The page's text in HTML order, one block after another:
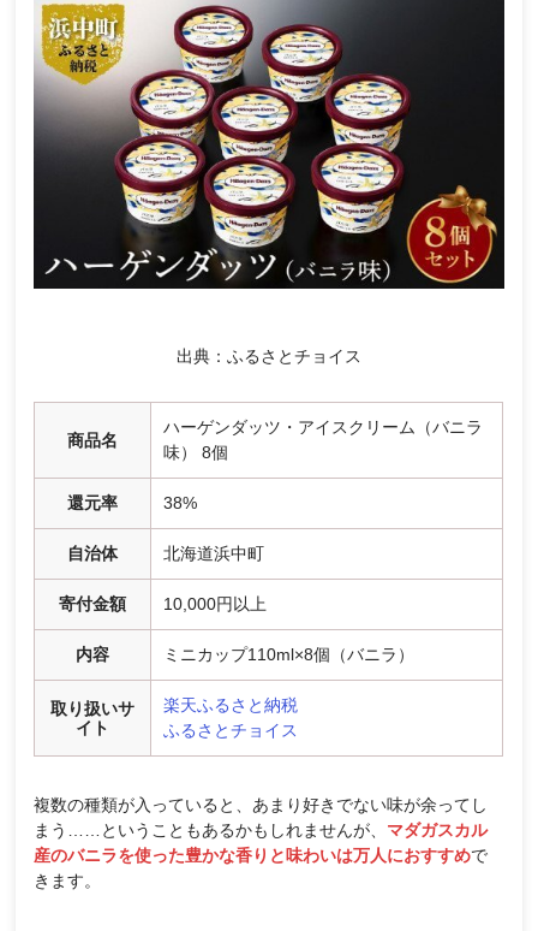
出典：ふるさとチョイス
商品名
ハーゲンダッツ・アイスクリーム（バニラ
味） 8個
還元率 38%
自治体 北海道浜中町
寄付金額 10,000円以上
内容 ミニカップ110ml×8個（バニラ）
取り扱いサ
イト
楽天ふるさと納税
ふるさとチョイス
複数の種類が入っていると、あまり好きでない味が余ってし
まう……ということもあるかもしれませんが、 マダガスカル
産のバニラを使った豊かな香りと味わいは万人におすすめで
きます。